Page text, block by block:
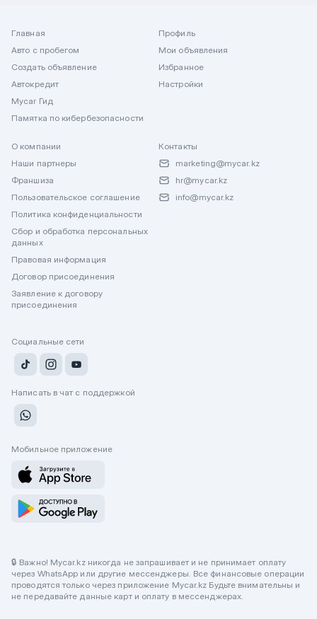
Главная
Авто с пробегом
Создать объявление
Автокредит
Mycar Гид
Памятка по кибербезопасности
Профиль
Мои объявления
Избранное
Настройки
О компании
Наши партнеры
Франшиза
Пользовательское соглашение
Политика конфиденциальности
Сбор и обработка персональных
данных
Правовая информация
Договор присоединения
Заявление к договору
присоединения
Контакты
marketing@mycar.kz
hr@mycar.kz
info@mycar.kz
Социальные сети
Написать в чат с поддержкой
Мобильное приложение
🔒 Важно! Mycar.kz никогда не запрашивает и не принимает оплату
через WhatsApp или другие мессенджеры. Все финансовые операции
проводятся только через приложение Mycar.kz Будьте внимательны и
не передавайте данные карт и оплату в мессенджерах.